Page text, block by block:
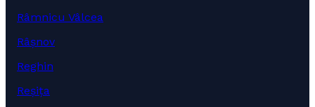
Râmnicu Vâlcea
Râșnov
Reghin
Reșița